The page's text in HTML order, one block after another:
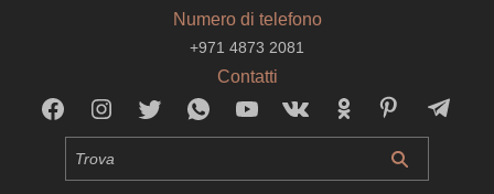
Numero di telefono
+971 4873 2081
Contatti